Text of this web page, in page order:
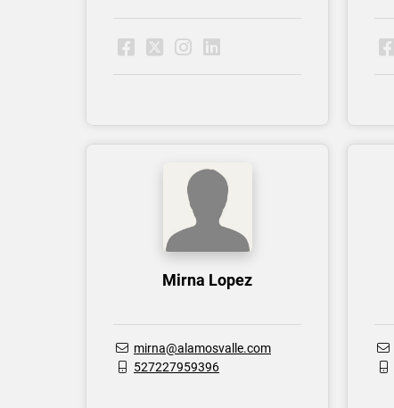
Mirna Lopez
mirna@alamosvalle.com
527227959396